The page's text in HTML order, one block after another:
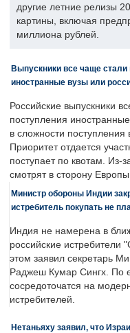
другие летние релизы
картины, включая
миллиона рублей.
Выпускники все чаще
иностранные вузы или
Российские выпускники
поступления
в сложности
Приоритет отдается
поступает по квотам. Из-
смотрят в сторону
Министр обороны Индии
истребитель покупать не
Индия не намерена в
российские истребители
этом заявил секретарь
Раджеш Кумар Сингх. По
сосредоточатся на
истребителей.
Нетаньяху заявил, что